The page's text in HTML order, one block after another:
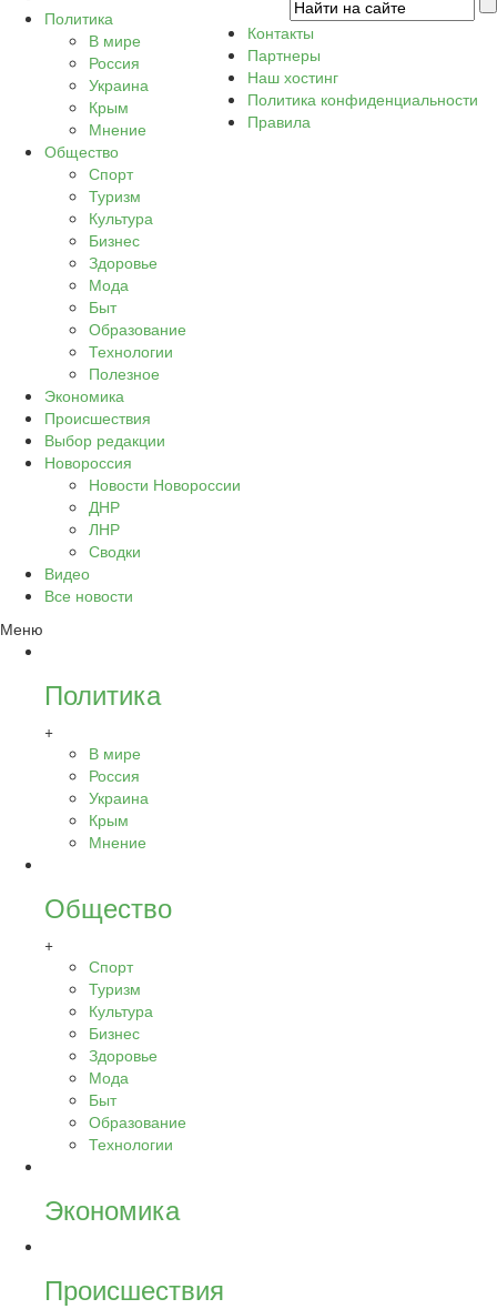
Политика
В мире
Россия
Украина
Крым
Мнение
Общество
Спорт
Туризм
Культура
Бизнес
Здоровье
Мода
Быт
Образование
Технологии
Полезное
Экономика
Происшествия
Выбор редакции
Новороссия
Новости Новороссии
ДНР
ЛНР
Сводки
Видео
Все новости
Меню
Политика
+
В мире
Россия
Украина
Крым
Мнение
Общество
+
Спорт
Туризм
Культура
Бизнес
Здоровье
Мода
Быт
Образование
Технологии
Экономика
Происшествия
Контакты
Партнеры
Наш хостинг
Политика конфиденциальности
Правила